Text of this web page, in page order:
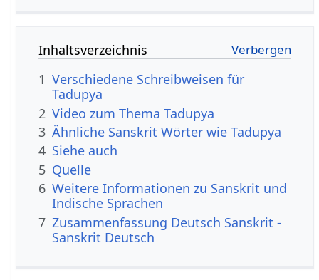
Inhaltsverzeichnis
1 Verschiedene Schreibweisen für
Tadupya
2 Video zum Thema Tadupya
3 Ähnliche Sanskrit Wörter wie Tadupya
4 Siehe auch
5 Quelle
6 Weitere Informationen zu Sanskrit und
Indische Sprachen
7 Zusammenfassung Deutsch Sanskrit -
Sanskrit Deutsch